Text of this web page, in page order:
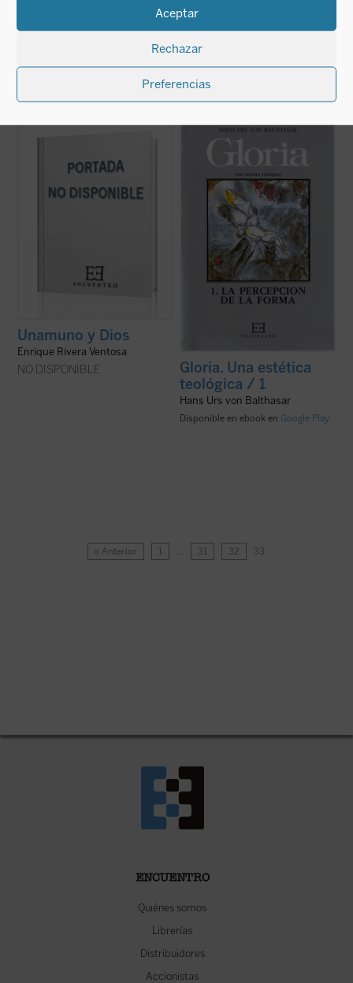
Aceptar
Rechazar
Preferencias
impresión bajo demanda
Juan Gutiérrez
NO DISPONIBLE
TEMPORALMENTE
impresión bajo demanda
Ceferino Martínez Santamarta.
alemán E. R. Curtius. Han sido las
concuiencias religiosas de los hombres
(ver ficha)
Unamuno y Dios
Enrique Rivera Ventosa
NO DISPONIBLE
«El propósito de la presente obra es
desarrollar la teología cristiana a la luz del
punto el abandono ...(ver ficha)
Gloria. Una estética
teológica / 1
Hans Urs von Balthasar
Disponible en ebook en Google Play
« Anterior 1 … 31 32 33
ENCUENTRO
Quiénes somos
Librerías
Distribuidores
Accionistas